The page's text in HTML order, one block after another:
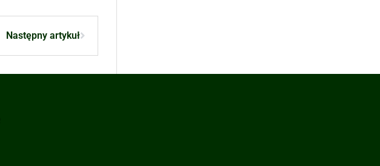
Następny artykuł